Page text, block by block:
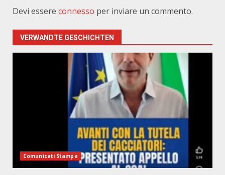
Devi essere connesso per inviare un commento.
VERWANDTE GESCHICHTEN
Comunicati Stampa